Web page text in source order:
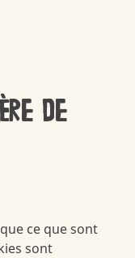
de
ce que sont
sont